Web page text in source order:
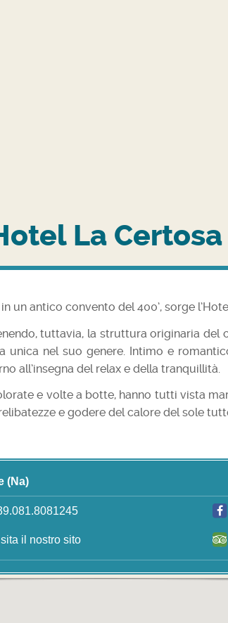
La Certosa
un antico convento del 400’, sorge
tuttavia, la struttura originaria del
unica nel suo genere. Intimo e
all’insegna del relax e della tranquillità.
e volte a botte, hanno tutti vista
e godere del calore del sole
(Na)
il nostro sito